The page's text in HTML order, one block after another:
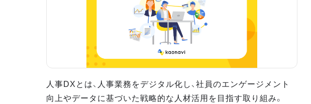
人事DXとは、人事業務をデジタル化し、社員のエンゲージメント
向上やデータに基づいた戦略的な人材活用を目指す取り組み。